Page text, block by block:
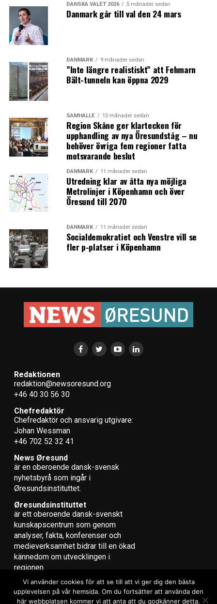
DANSKA VALET 2026 5 månader sedan
Danmark går till val den 24 mars
DANMARK 9 månader sedan
”Inte längre realistiskt” att Fehmarn
Bält-tunneln kan öppna 2029
SAMHÄLLE 10 månader sedan
Region Skåne ger klartecken för
upphandling av nya Öresundståg – nu
behöver övriga fem regioner fatta
motsvarande beslut
DANMARK 11 månader sedan
Utredning klar av åtta nya möjliga
Metrolinjer i Köpenhamn och över
Öresund till 2070
DANMARK 11 månader sedan
Socialdemokratiet och Venstre vill se
fler p-platser i Köpenhamn
Redaktionen
redaktion@newsoresund.org
+46 40 30 56 30
Chefredaktör
Chefredaktör och ansvarig utgivare:
Johan Wessman
+46 702 52 32 41
News Øresund
är en oberoende dansk-svensk
nyhets­byrå som ingår i
Øresundsinstituttet.
Øresundsinstituttet
är ett oberoende dansk-svenskt
kunskapscentrum som genom
analyser, fakta, konferenser och
medieverksamhet bidrar till en ökad
kännedom om utvecklingen i
regionen.
Vi använder cookies för att se till att vi ger dig den bästa
upplevelsen på vår hemsida. Om du fortsätter att använda den
här webbplatsen kommer vi att anta att du godkänner detta.